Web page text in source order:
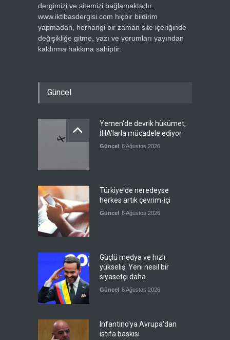
dergimizi ve sitemizi bağlamaktadır.
www.iktibasdergisi.com hiçbir bildirim
yapmadan, herhangi bir zaman site içeriğinde
değişikliğe gitme, yazı ve yorumları yayından
kaldırma hakkına sahiptir.
Güncel
Yemen'de devrik hükümet,
İHA'larla mücadele ediyor
Güncel 8 Ağustos 2026
Türkiye'de neredeyse
herkes artık çevrim-içi
Güncel 8 Ağustos 2026
Güçlü medya ve hızlı
yükseliş: Yeni nesil bir
siyasetçi daha
Güncel 8 Ağustos 2026
Infantino'ya Avrupa'dan
istifa baskısı